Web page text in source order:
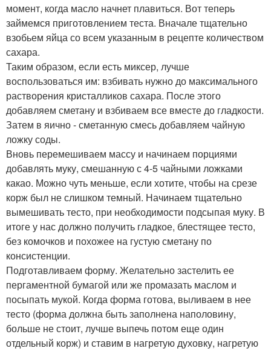
момент, когда масло начнет плавиться. Вот теперь
займемся приготовлением теста. Вначале тщательно
взобьем яйца со всем указанным в рецепте количеством
сахара.
Таким образом, если есть миксер, лучше
воспользоваться им: взбивать нужно до максимального
растворения кристалликов сахара. После этого
добавляем сметану и взбиваем все вместе до гладкости.
Затем в яично - сметанную смесь добавляем чайную
ложку соды.
Вновь перемешиваем массу и начинаем порциями
добавлять муку, смешанную с 4-5 чайными ложками
какао. Можно чуть меньше, если хотите, чтобы на срезе
корж был не слишком темный. Начинаем тщательно
вымешивать тесто, при необходимости подсыпая муку. В
итоге у нас должно получить гладкое, блестящее тесто,
без комочков и похожее на густую сметану по
консистенции.
Подготавливаем форму. Желательно застелить ее
пергаментной бумагой или же промазать маслом и
посыпать мукой. Когда форма готова, выливаем в нее
тесто (форма должна быть заполнена наполовину,
больше не стоит, лучше выпечь потом еще один
отдельный корж) и ставим в нагретую духовку, нагретую